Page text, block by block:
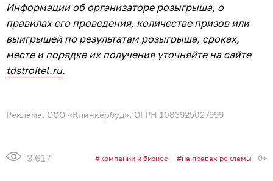
Информации об организаторе розыгрыша, о
правилах его проведения, количестве призов или
выигрышей по результатам розыгрыша, сроках,
месте и порядке их получения уточняйте на сайте
tdstroitel.ru.
Реклама. ООО «Клинкербуд», ОГРН 1083925027999
3 617 компании и бизнес на правах рекламы 0+